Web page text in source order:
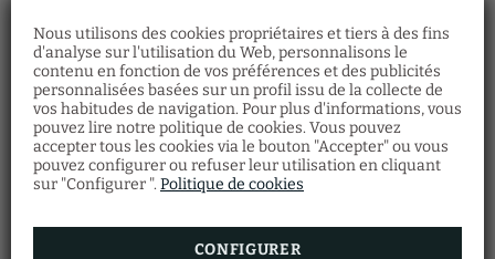
Nous utilisons des cookies propriétaires et tiers à des fins
d'analyse sur l'utilisation du Web, personnalisons le
contenu en fonction de vos préférences et des publicités
personnalisées basées sur un profil issu de la collecte de
vos habitudes de navigation. Pour plus d'informations, vous
pouvez lire notre politique de cookies. Vous pouvez
accepter tous les cookies via le bouton "Accepter" ou vous
pouvez configurer ou refuser leur utilisation en cliquant
sur "Configurer ". Politique de cookies
CONFIGURER
Sèche-cheveux Bouilloire et cafetière de
courtoisie
TV LED Coffre-fort individuel